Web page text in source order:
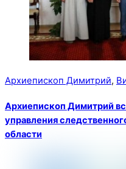
Архиепископ Димитрий,
Архиепископ Димитрий
управления
области